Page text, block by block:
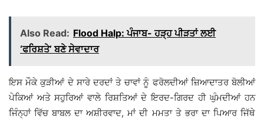
Also Read: Flood Halp: ਪੰਜਾਬ- ਹੜ੍ਹ ਪੀੜਤਾਂ ਲਈ
‘ਫਰਿਸ਼ਤੇ’ ਬਣੇ ਸੇਵਾਦਾਰ
ਇਸ ਮੌਕੇ ਕੁੜੀਆਂ ਦੇ ਸਾਰੇ ਦਰਦਾਂ ਤੇ ਚਾਵਾਂ ਨੂੰ ਫਰੋਲਦੀਆਂ ਜ਼ਿਆਦਾਤਰ ਬੋਲੀਆਂ
ਪੇਕਿਆਂ ਅਤੇ ਸਹੁਰਿਆਂ ਵਾਲੇ ਰਿਸ਼ਤਿਆਂ ਦੇ ਇਰਦ-ਗਿਰਦ ਹੀ ਘੁੰਮਦੀਆਂ ਹਨ
ਜਿੰਨ੍ਹਾਂ ਵਿੱਚ ਬਾਬਲ ਦਾ ਅਸ਼ੀਰਵਾਦ, ਮਾਂ ਦੀ ਮਮਤਾ ਤੇ ਭਰਾ ਦਾ ਪਿਆਰ ਜਿੱਥੇ